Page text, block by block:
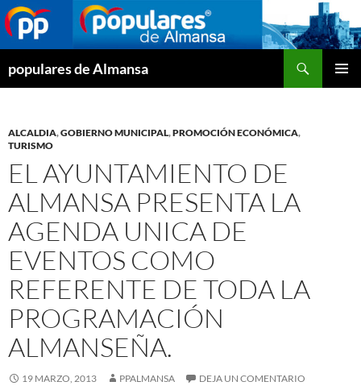
populares de Almansa
ALCALDIA,GOBIERNO MUNICIPAL,PROMOCIÓN ECONÓMICA,
TURISMO
EL AYUNTAMIENTO DE
ALMANSA PRESENTA LA
AGENDA UNICA DE
EVENTOS COMO
REFERENTE DE TODA LA
PROGRAMACIÓN
ALMANSEÑA.
19 MARZO, 2013 PPALMANSA DEJA UN COMENTARIO